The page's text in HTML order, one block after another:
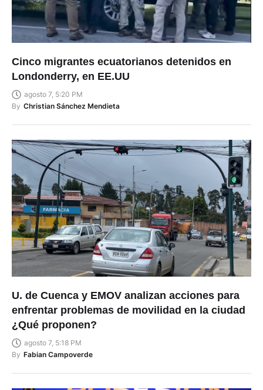
Cinco migrantes ecuatorianos detenidos en
Londonderry, en EE.UU
agosto 7, 5:20 PM
By Christian Sánchez Mendieta
U. de Cuenca y EMOV analizan acciones para
enfrentar problemas de movilidad en la ciudad
¿Qué proponen?
agosto 7, 5:18 PM
By Fabian Campoverde